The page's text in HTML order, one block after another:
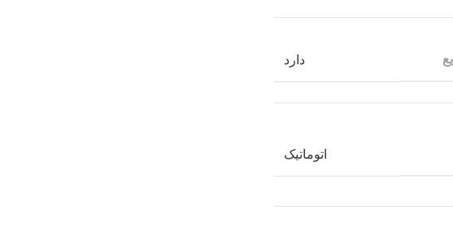
دارد
اتوماتیک